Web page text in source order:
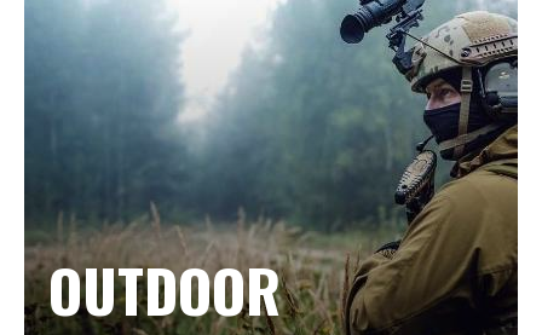
OUTDOOR